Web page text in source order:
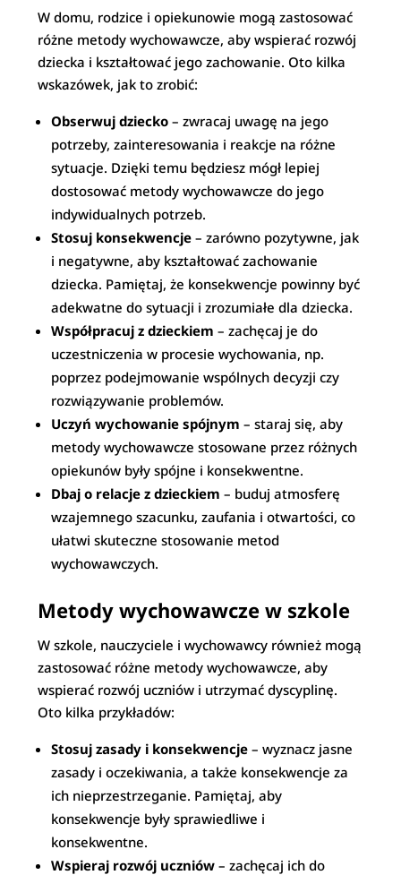
W domu, rodzice i opiekunowie mogą zastosować
różne metody wychowawcze, aby wspierać rozwój
dziecka i kształtować jego zachowanie. Oto kilka
wskazówek, jak to zrobić:
Obserwuj dziecko – zwracaj uwagę na jego
potrzeby, zainteresowania i reakcje na różne
sytuacje. Dzięki temu będziesz mógł lepiej
dostosować metody wychowawcze do jego
indywidualnych potrzeb.
Stosuj konsekwencje – zarówno pozytywne, jak
i negatywne, aby kształtować zachowanie
dziecka. Pamiętaj, że konsekwencje powinny być
adekwatne do sytuacji i zrozumiałe dla dziecka.
Współpracuj z dzieckiem – zachęcaj je do
uczestniczenia w procesie wychowania, np.
poprzez podejmowanie wspólnych decyzji czy
rozwiązywanie problemów.
Uczyń wychowanie spójnym – staraj się, aby
metody wychowawcze stosowane przez różnych
opiekunów były spójne i konsekwentne.
Dbaj o relacje z dzieckiem – buduj atmosferę
wzajemnego szacunku, zaufania i otwartości, co
ułatwi skuteczne stosowanie metod
wychowawczych.
Metody wychowawcze w szkole
W szkole, nauczyciele i wychowawcy również mogą
zastosować różne metody wychowawcze, aby
wspierać rozwój uczniów i utrzymać dyscyplinę.
Oto kilka przykładów:
Stosuj zasady i konsekwencje – wyznacz jasne
zasady i oczekiwania, a także konsekwencje za
ich nieprzestrzeganie. Pamiętaj, aby
konsekwencje były sprawiedliwe i
konsekwentne.
Wspieraj rozwój uczniów – zachęcaj ich do